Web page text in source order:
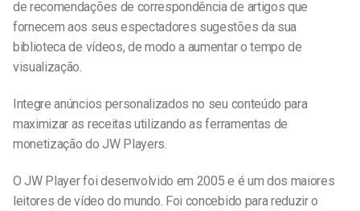
de recomendações de correspondência de artigos que
fornecem aos seus espectadores sugestões da sua
biblioteca de vídeos, de modo a aumentar o tempo de
visualização.
Integre anúncios personalizados no seu conteúdo para
maximizar as receitas utilizando as ferramentas de
monetização do JW Players.
O JW Player foi desenvolvido em 2005 e é um dos maiores
leitores de vídeo do mundo. Foi concebido para reduzir o